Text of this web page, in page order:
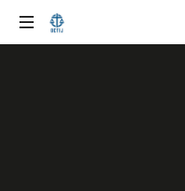
OTIJobservador